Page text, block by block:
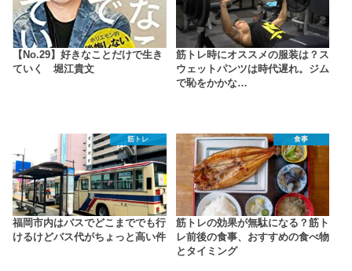
【No.29】好きなことだけで生き
ていく 堀江貴文
筋トレ時にオススメの服装は？ス
ウェットパンツは時代遅れ。ジム
で恥をかかな…
筋トレ
福岡市内はバスでどこまででも行
けるけどバス代がちょっと高い件
食事
筋トレの効果が無駄になる？筋ト
レ前後の食事、おすすめの食べ物
とタイミング